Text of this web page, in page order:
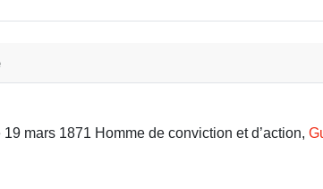
mars 1871 Homme de conviction et d’action,